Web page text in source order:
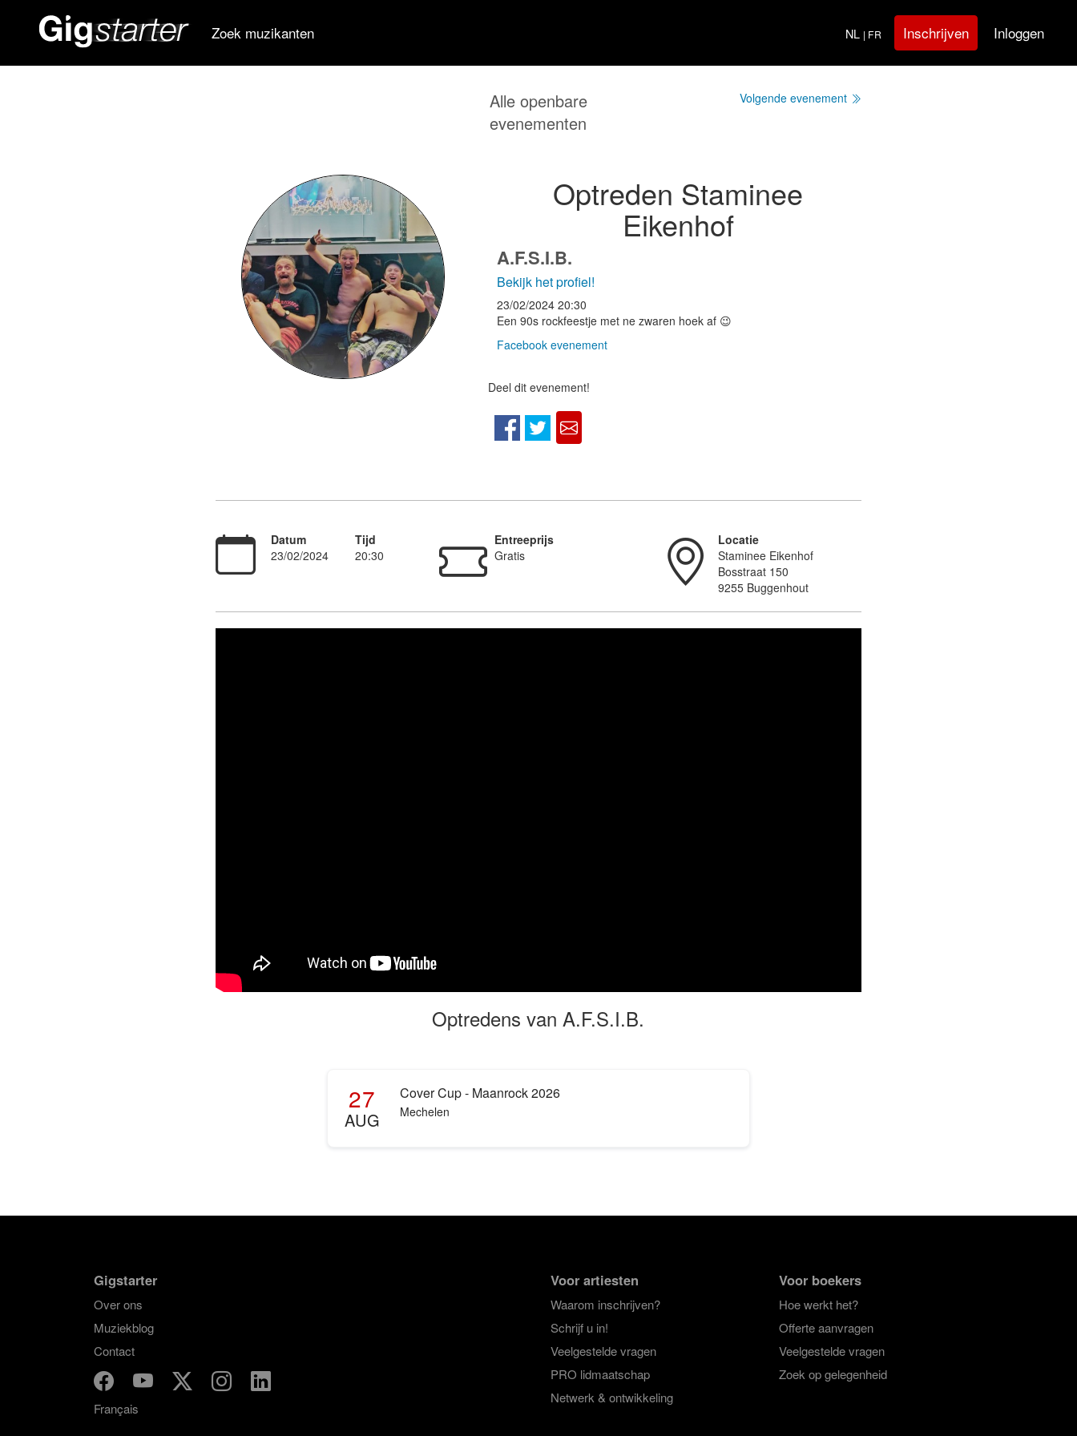
Zoek muzikanten NL | FR Inschrijven Inloggen
Alle openbare
evenementen
Volgende evenement
Optreden Staminee
Eikenhof
A.F.S.I.B.
Bekijk het profiel!
23/02/2024 20:30
Een 90s rockfeestje met ne zwaren hoek af 😉
Facebook evenement
Deel dit evenement!
Datum
23/02/2024
Tijd
20:30
Entreeprijs
Gratis
Locatie
Staminee Eikenhof
Bosstraat 150
9255 Buggenhout
Optredens van A.F.S.I.B.
27
AUG
Cover Cup - Maanrock 2026
Mechelen
Voor artiesten
Waarom inschrijven?
Schrijf u in!
Veelgestelde vragen
PRO lidmaatschap
Netwerk & ontwikkeling
Voor boekers
Hoe werkt het?
Offerte aanvragen
Veelgestelde vragen
Zoek op gelegenheid
Gigstarter
Over ons
Muziekblog
Contact
Français